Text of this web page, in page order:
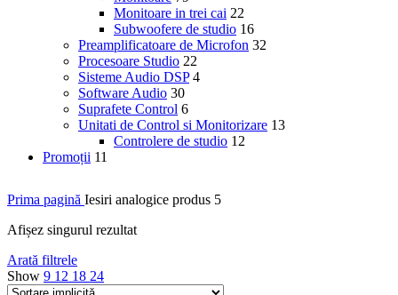
Monitoare in trei cai 22
Subwoofere de studio 16
Preamplificatoare de Microfon 32
Procesoare Studio 22
Sisteme Audio DSP 4
Software Audio 30
Suprafete Control 6
Unitati de Control si Monitorizare 13
Controlere de studio 12
Promoții 11
Prima pagină Iesiri analogice produs 5
Afișez singurul rezultat
Arată filtrele
Show 9 12 18 24